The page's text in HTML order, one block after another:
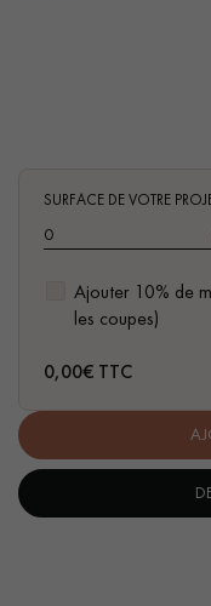
Nos experts sont à
Un expert
Demandez
- Convient aux
SURFACE DE VOTRE
Ajouter 10% de
les coupes)
0,00€ TTC